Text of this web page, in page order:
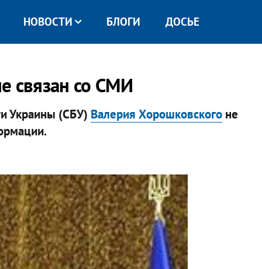
НОВОСТИ БЛОГИ ДОСЬЕ
связан со СМИ
Украины (СБУ) Валерия Хорошковскогоне